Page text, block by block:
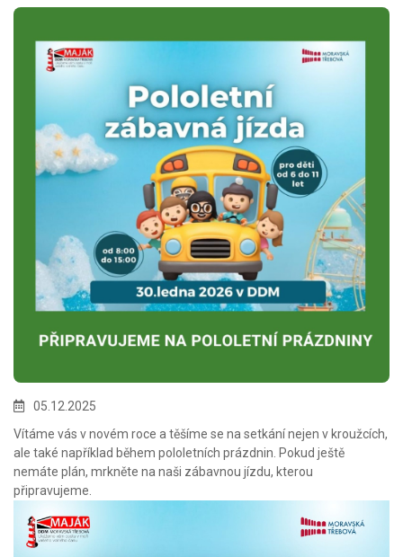
05.12.2025
Vítáme vás v novém roce a těšíme se na setkání nejen v kroužcích,
ale také například během pololetních prázdnin. Pokud ještě
nemáte plán, mrkněte na naši zábavnou jízdu, kterou
připravujeme.